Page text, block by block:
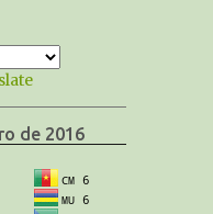
de 2016